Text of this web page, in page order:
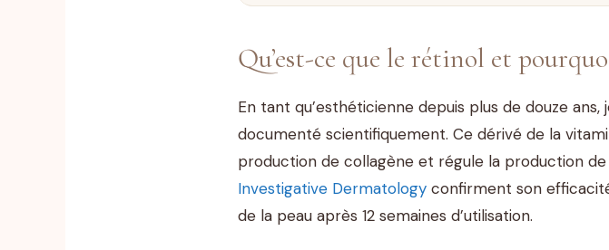
Qu’est-ce que le rétinol et
En tant qu’esthéticienne depuis plus de douze
documenté scientifiquement. Ce dérivé de la
production de collagène et régule la production
Investigative Dermatology confirment son
de la peau après 12 semaines d’utilisation.